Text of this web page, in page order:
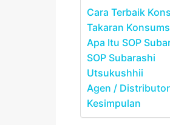
Cara Terbaik
Takaran
Apa Itu SOP
SOP Subarashi
Utsukushhii
Agen /
Kesimpulan